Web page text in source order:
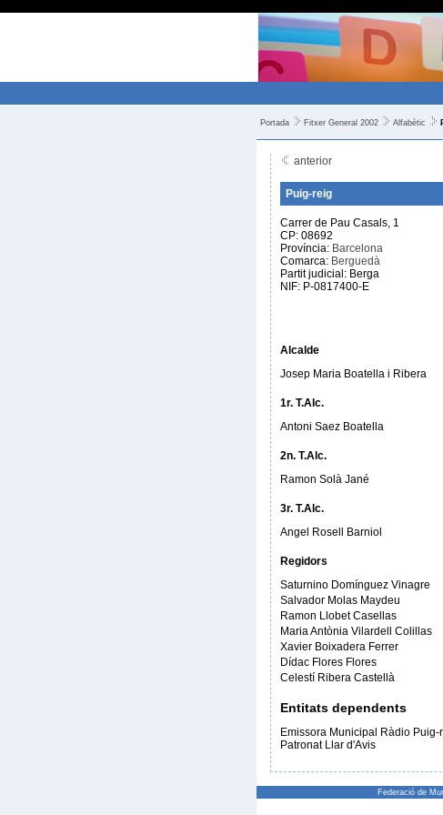
Portada Fitxer General 2002 Alfabètic
anterior
Puig-reig
Carrer de Pau Casals, 1
CP: 08692
Província: Barcelona
Comarca: Berguedà
Partit judicial: Berga
NIF: P-0817400-E
Alcalde
Josep Maria Boatella i Ribera
1r. T.Alc.
Antoni Saez Boatella
2n. T.Alc.
Ramon Solà Jané
3r. T.Alc.
Angel Rosell Barniol
Regidors
Saturnino Domínguez Vinagre
Salvador Molas Maydeu
Ramon Llobet Casellas
Maria Antònia Vilardell Colillas
Xavier Boixadera Ferrer
Dídac Flores Flores
Celestí Ribera Castellà
Entitats dependents
Emissora Municipal Ràdio Puig-
Patronat Llar d'Avis
Federació de